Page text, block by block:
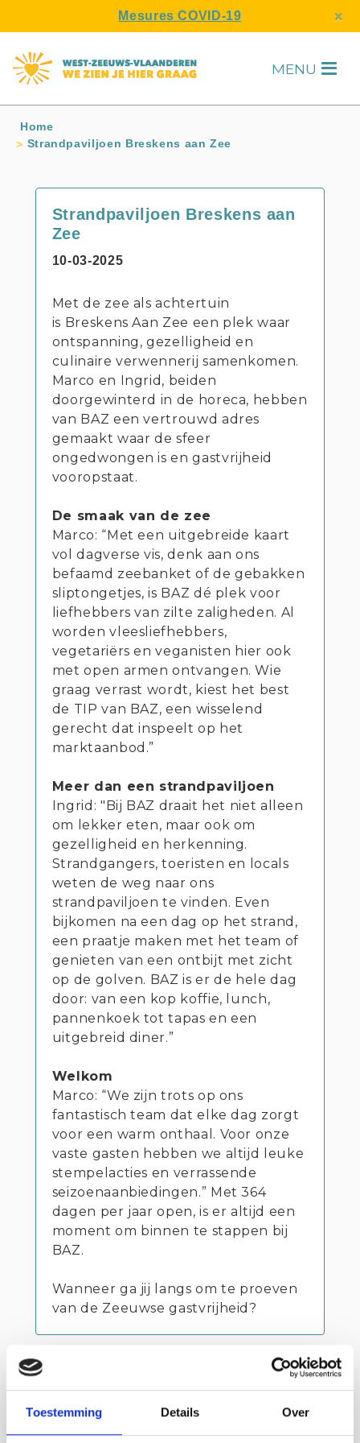
Toestemming Details Over
Mesures COVID-19 ×
MENU H
Home
Strandpaviljoen Breskens aan Zee
Strandpaviljoen Breskens aan
Zee
10-03-2025
Met de zee als achtertuin
is Breskens Aan Zee een plek waar
ontspanning, gezelligheid en
culinaire verwennerij samenkomen.
Marco en Ingrid, beiden
doorgewinterd in de horeca, hebben
van BAZ een vertrouwd adres
gemaakt waar de sfeer
ongedwongen is en gastvrijheid
vooropstaat.
De smaak van de zee
Marco: “Met een uitgebreide kaart
vol dagverse vis, denk aan ons
befaamd zeebanket of de gebakken
sliptongetjes, is BAZ dé plek voor
liefhebbers van zilte zaligheden. Al
worden vleesliefhebbers,
vegetariërs en veganisten hier ook
met open armen ontvangen. Wie
graag verrast wordt, kiest het best
de TIP van BAZ, een wisselend
gerecht dat inspeelt op het
marktaanbod.”
Meer dan een strandpaviljoen
Ingrid: "Bij BAZ draait het niet alleen
om lekker eten, maar ook om
gezelligheid en herkenning.
Strandgangers, toeristen en locals
weten de weg naar ons
strandpaviljoen te vinden. Even
bijkomen na een dag op het strand,
een praatje maken met het team of
genieten van een ontbijt met zicht
op de golven. BAZ is er de hele dag
door: van een kop koffie, lunch,
pannenkoek tot tapas en een
uitgebreid diner.”
Welkom
Marco: “We zijn trots op ons
fantastisch team dat elke dag zorgt
voor een warm onthaal. Voor onze
vaste gasten hebben we altijd leuke
stempelacties en verrassende
seizoenaanbiedingen.” Met 364
dagen per jaar open, is er altijd een
moment om binnen te stappen bij
BAZ.
Wanneer ga jij langs om te proeven
van de Zeeuwse gastvrijheid?
Strandpaviljoen Breskens aan Zee